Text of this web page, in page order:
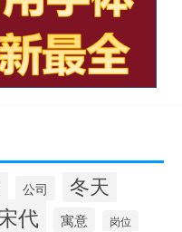
公司 冬天
代 寓意 岗位